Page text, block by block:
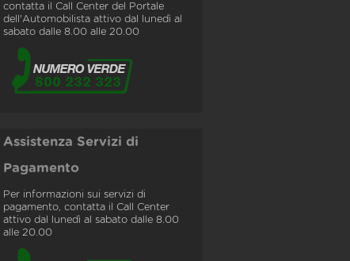
contatta il Call Center del Portale
dell'Automobilista attivo dal lunedì al
sabato dalle 8.00 alle 20.00
Assistenza Servizi di
Pagamento
Per informazioni sui servizi di
pagamento, contatta il Call Center
attivo dal lunedì al sabato dalle 8.00
alle 20.00